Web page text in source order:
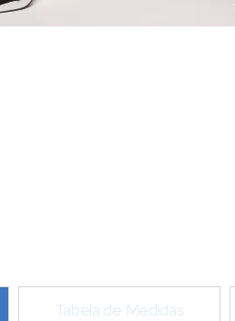
Tabela de Medidas